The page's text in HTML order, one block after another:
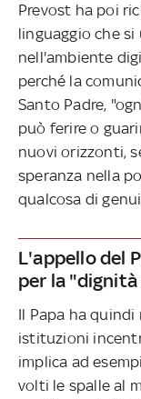
Prevost ha poi
linguaggio che
nell'ambiente
perché la
Santo Padre,
può ferire o
nuovi orizzonti,
speranza nella
qualcosa di
L'appello del
per la
Il Papa ha
istituzioni
implica ad
volti le spalle al